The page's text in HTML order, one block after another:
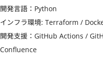
開発言語：Python
インフラ環境: Terraform /
開発支援：GitHub Actions /
Confluence